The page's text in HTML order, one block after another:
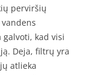
perviršių
kad visi
Deja, filtrų yra
atlieka